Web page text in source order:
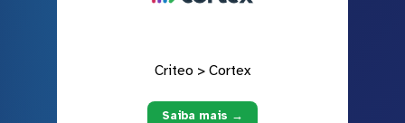
Criteo > Cortex
Saiba mais →